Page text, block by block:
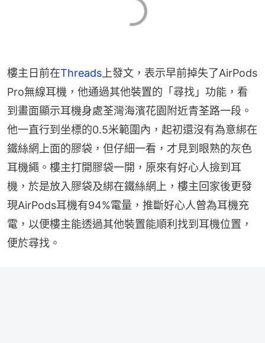
樓主日前在Threads 上發文，表示早前掉失了AirPods
Pro無線耳機，他通過其他裝置的「尋找」功能，看
到畫面顯示耳機身處荃灣海濱花園附近青荃路一段。
他一直行到坐標的0.5米範圍內，起初還沒有為意綁在
鐵絲網上面的膠袋，但仔細一看，才見到眼熟的灰色
耳機繩。樓主打開膠袋一開，原來有好心人撿到耳
機，於是放入膠袋及綁在鐵絲網上，樓主回家後更發
現AirPods耳機有94%電量，推斷好心人曾為耳機充
電，以便樓主能透過其他裝置能順利找到耳機位置，
便於尋找。